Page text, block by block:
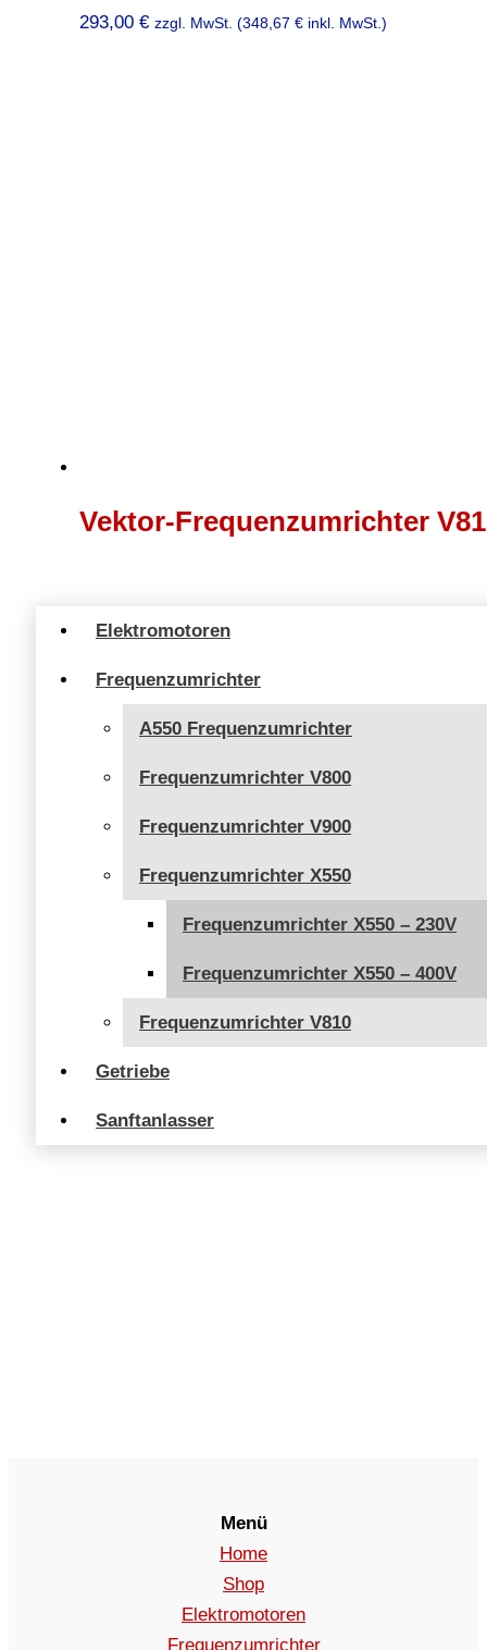
Elektromotoren
Frequenzumrichter
A550 Frequenzumrichter
Frequenzumrichter V800
Frequenzumrichter V900
Frequenzumrichter X550
Frequenzumrichter X550 – 230V
Frequenzumrichter X550 – 400V
Frequenzumrichter V810
Getriebe
Sanftanlasser
293,00 € zzgl. MwSt. (348,67 € inkl. MwSt.)
Vektor-Frequenzumrichter
Menü
Home
Shop
Elektromotoren
Frequenzumrichter